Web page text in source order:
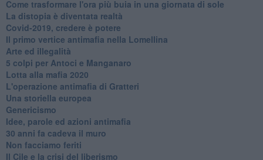
Come trasformare l'ora più buia in una giornata di sole
​La distopia è diventata realtà
Covid-2019, credere è potere
Il primo vertice antimafia nella Lomellina
Arte ed illegalità
​5 colpi per Antoci e Manganaro
Lotta alla mafia 2020
L'operazione antimafia di Gratteri
Una storiella europea
Genericismo
Idee, parole ed azioni antimafia
30 anni fa cadeva il muro
Non facciamo feriti
Il Cile e la crisi del liberismo